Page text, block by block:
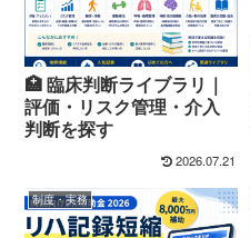
🏥 臨床判断ライブラリ｜
評価・リスク管理・介入
判断を探す
2026.07.21
制度・実務